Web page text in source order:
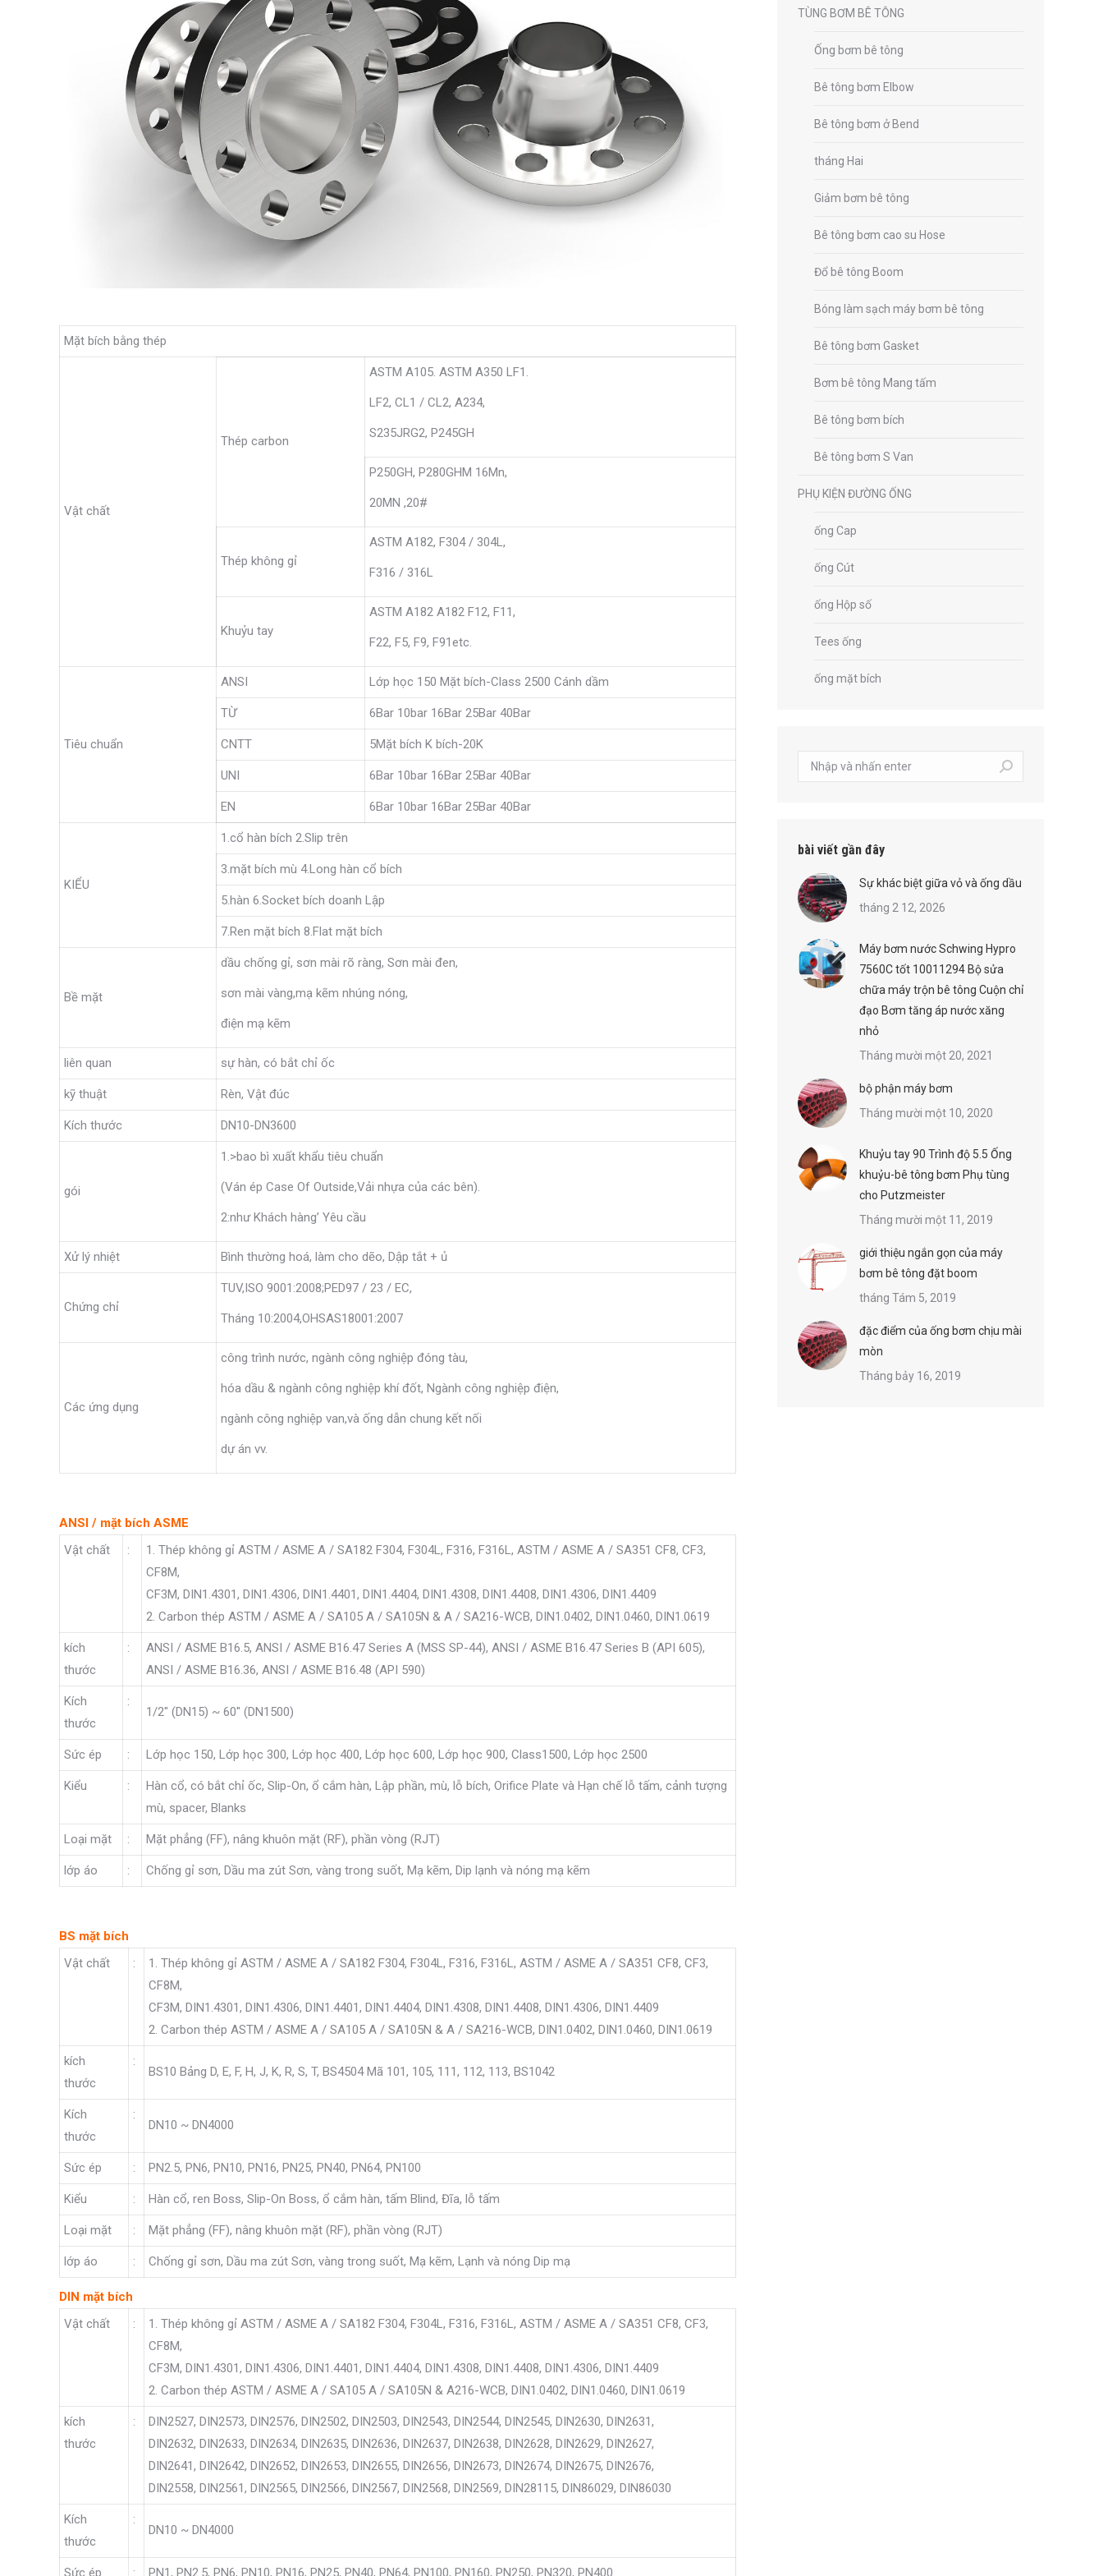
Mặt bích bằng thép
Vật chất
Thép carbon
ASTM A105. ASTM A350 LF1.
LF2, CL1 / CL2, A234,
S235JRG2, P245GH
P250GH, P280GHM 16Mn,
20MN ,20#
Thép không gỉ
ASTM A182, F304 / 304L,
F316 / 316L
Khuỷu tay
ASTM A182 A182 F12, F11,
F22, F5, F9, F91etc.
Tiêu chuẩn
ANSI Lớp học 150 Mặt bích-Class 2500 Cánh dầm
TỪ 6Bar 10bar 16Bar 25Bar 40Bar
CNTT 5Mặt bích K bích-20K
UNI 6Bar 10bar 16Bar 25Bar 40Bar
EN 6Bar 10bar 16Bar 25Bar 40Bar
KIỂU
1.cổ hàn bích 2.Slip trên
3.mặt bích mù 4.Long hàn cổ bích
5.hàn 6.Socket bích doanh Lập
7.Ren mặt bích 8.Flat mặt bích
Bề mặt
dầu chống gỉ, sơn mài rõ ràng, Sơn mài đen,
sơn mài vàng,mạ kẽm nhúng nóng,
điện mạ kẽm
liên quan sự hàn, có bắt chỉ ốc
kỹ thuật Rèn, Vật đúc
Kích thước DN10-DN3600
gói
1.>bao bì xuất khẩu tiêu chuẩn
(Ván ép Case Of Outside,Vải nhựa của các bên).
2:như Khách hàng’ Yêu cầu
Xử lý nhiệt Bình thường hoá, làm cho dẽo, Dập tắt + ủ
Chứng chỉ
TUV,ISO 9001:2008;PED97 / 23 / EC,
Tháng 10:2004,OHSAS18001:2007
Các ứng dụng
công trình nước, ngành công nghiệp đóng tàu,
hóa dầu & ngành công nghiệp khí đốt, Ngành công nghiệp điện,
ngành công nghiệp van,và ống dẫn chung kết nối
dự án vv.
ANSI / mặt bích ASME
Vật chất
:
1. Thép không gỉ ASTM / ASME A / SA182 F304, F304L, F316, F316L, ASTM / ASME A / SA351 CF8, CF3,
CF8M,
CF3M, DIN1.4301, DIN1.4306, DIN1.4401, DIN1.4404, DIN1.4308, DIN1.4408, DIN1.4306, DIN1.4409
2. Carbon thép ASTM / ASME A / SA105 A / SA105N & A / SA216-WCB, DIN1.0402, DIN1.0460, DIN1.0619
kích
thước
:
ANSI / ASME B16.5, ANSI / ASME B16.47 Series A (MSS SP-44), ANSI / ASME B16.47 Series B (API 605),
ANSI / ASME B16.36, ANSI / ASME B16.48 (API 590)
Kích
thước
:
1/2″ (DN15) ~ 60″ (DN1500)
Sức ép : Lớp học 150, Lớp học 300, Lớp học 400, Lớp học 600, Lớp học 900, Class1500, Lớp học 2500
Kiểu :
Hàn cổ, có bắt chỉ ốc, Slip-On, ổ cắm hàn, Lập phần, mù, lỗ bích, Orifice Plate và Hạn chế lỗ tấm, cảnh tượng
mù, spacer, Blanks
Loại mặt : Mặt phẳng (FF), nâng khuôn mặt (RF), phần vòng (RJT)
lớp áo : Chống gỉ sơn, Dầu ma zút Sơn, vàng trong suốt, Mạ kẽm, Dip lạnh và nóng mạ kẽm
BS mặt bích
Vật chất
:
1. Thép không gỉ ASTM / ASME A / SA182 F304, F304L, F316, F316L, ASTM / ASME A / SA351 CF8, CF3,
CF8M,
CF3M, DIN1.4301, DIN1.4306, DIN1.4401, DIN1.4404, DIN1.4308, DIN1.4408, DIN1.4306, DIN1.4409
2. Carbon thép ASTM / ASME A / SA105 A / SA105N & A / SA216-WCB, DIN1.0402, DIN1.0460, DIN1.0619
kích
thước
:
BS10 Bảng D, E, F, H, J, K, R, S, T, BS4504 Mã 101, 105, 111, 112, 113, BS1042
Kích
thước
:
DN10 ~ DN4000
Sức ép : PN2.5, PN6, PN10, PN16, PN25, PN40, PN64, PN100
Kiểu : Hàn cổ, ren Boss, Slip-On Boss, ổ cắm hàn, tấm Blind, Đĩa, lỗ tấm
Loại mặt : Mặt phẳng (FF), nâng khuôn mặt (RF), phần vòng (RJT)
lớp áo : Chống gỉ sơn, Dầu ma zút Sơn, vàng trong suốt, Mạ kẽm, Lạnh và nóng Dip mạ
DIN mặt bích
Vật chất
:
1. Thép không gỉ ASTM / ASME A / SA182 F304, F304L, F316, F316L, ASTM / ASME A / SA351 CF8, CF3,
CF8M,
CF3M, DIN1.4301, DIN1.4306, DIN1.4401, DIN1.4404, DIN1.4308, DIN1.4408, DIN1.4306, DIN1.4409
2. Carbon thép ASTM / ASME A / SA105 A / SA105N & A216-WCB, DIN1.0402, DIN1.0460, DIN1.0619
kích
thước
:
DIN2527, DIN2573, DIN2576, DIN2502, DIN2503, DIN2543, DIN2544, DIN2545, DIN2630, DIN2631,
DIN2632, DIN2633, DIN2634, DIN2635, DIN2636, DIN2637, DIN2638, DIN2628, DIN2629, DIN2627,
DIN2641, DIN2642, DIN2652, DIN2653, DIN2655, DIN2656, DIN2673, DIN2674, DIN2675, DIN2676,
DIN2558, DIN2561, DIN2565, DIN2566, DIN2567, DIN2568, DIN2569, DIN28115, DIN86029, DIN86030
Kích
thước
:
DN10 ~ DN4000
Sức ép : PN1, PN2.5, PN6, PN10, PN16, PN25, PN40, PN64, PN100, PN160, PN250, PN320, PN400
TÙNG BƠM BÊ TÔNG
Ống bơm bê tông
Bê tông bơm Elbow
Bê tông bơm ở Bend
tháng Hai
Giảm bơm bê tông
Bê tông bơm cao su Hose
Đổ bê tông Boom
Bóng làm sạch máy bơm bê tông
Bê tông bơm Gasket
Bơm bê tông Mang tấm
Bê tông bơm bích
Bê tông bơm S Van
PHỤ KIỆN ĐƯỜNG ỐNG
ống Cap
ống Cút
ống Hộp số
Tees ống
ống mặt bích
Tìm
kiếm:
bài viết gần đây
Sự khác biệt giữa vỏ và ống dầu
tháng 2 12, 2026
Máy bơm nước Schwing Hypro
7560C tốt 10011294 Bộ sửa
chữa máy trộn bê tông Cuộn chỉ
đạo Bơm tăng áp nước xăng
nhỏ
Tháng mười một 20, 2021
bộ phận máy bơm
Tháng mười một 10, 2020
Khuỷu tay 90 Trình độ 5.5 Ống
khuỷu-bê tông bơm Phụ tùng
cho Putzmeister
Tháng mười một 11, 2019
giới thiệu ngắn gọn của máy
bơm bê tông đặt boom
tháng Tám 5, 2019
đặc điểm của ống bơm chịu mài
mòn
Tháng bảy 16, 2019